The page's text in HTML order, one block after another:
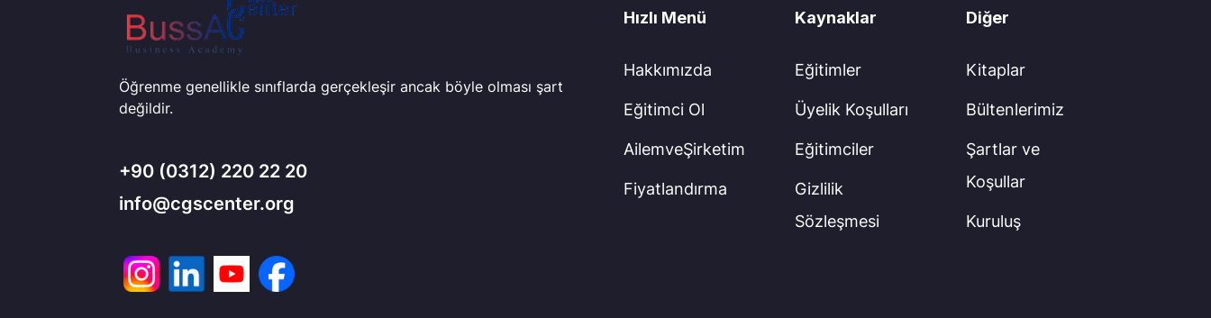
Öğrenme genellikle sınıflarda gerçekleşir ancak böyle olması şart
değildir.
+90 (0312) 220 22 20
info@cgscenter.org
Hızlı Menü
Hakkımızda
Eğitimci Ol
AilemveŞirketim
Fiyatlandırma
Kaynaklar
Eğitimler
Üyelik Koşulları
Eğitimciler
Gizlilik
Sözleşmesi
Diğer
Kitaplar
Bültenlerimiz
Şartlar ve
Koşullar
Kuruluş